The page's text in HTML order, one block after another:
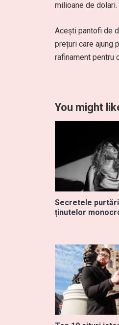
milioane de dolari.
Acești pantofi de
prețuri care ajung
rafinament pentru
You might
Secretele
ținutelor